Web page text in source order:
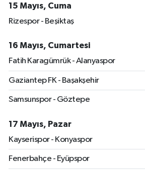
15 Mayıs, Cuma
Rizespor - Beşiktaş
16 Mayıs, Cumartesi
Fatih Karagümrük - Alanyaspor
Gaziantep FK - Başakşehir
Samsunspor - Göztepe
17 Mayıs, Pazar
Kayserispor - Konyaspor
Fenerbahçe - Eyüpspor